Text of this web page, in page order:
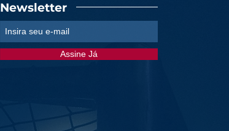
Newsletter
Assine Já